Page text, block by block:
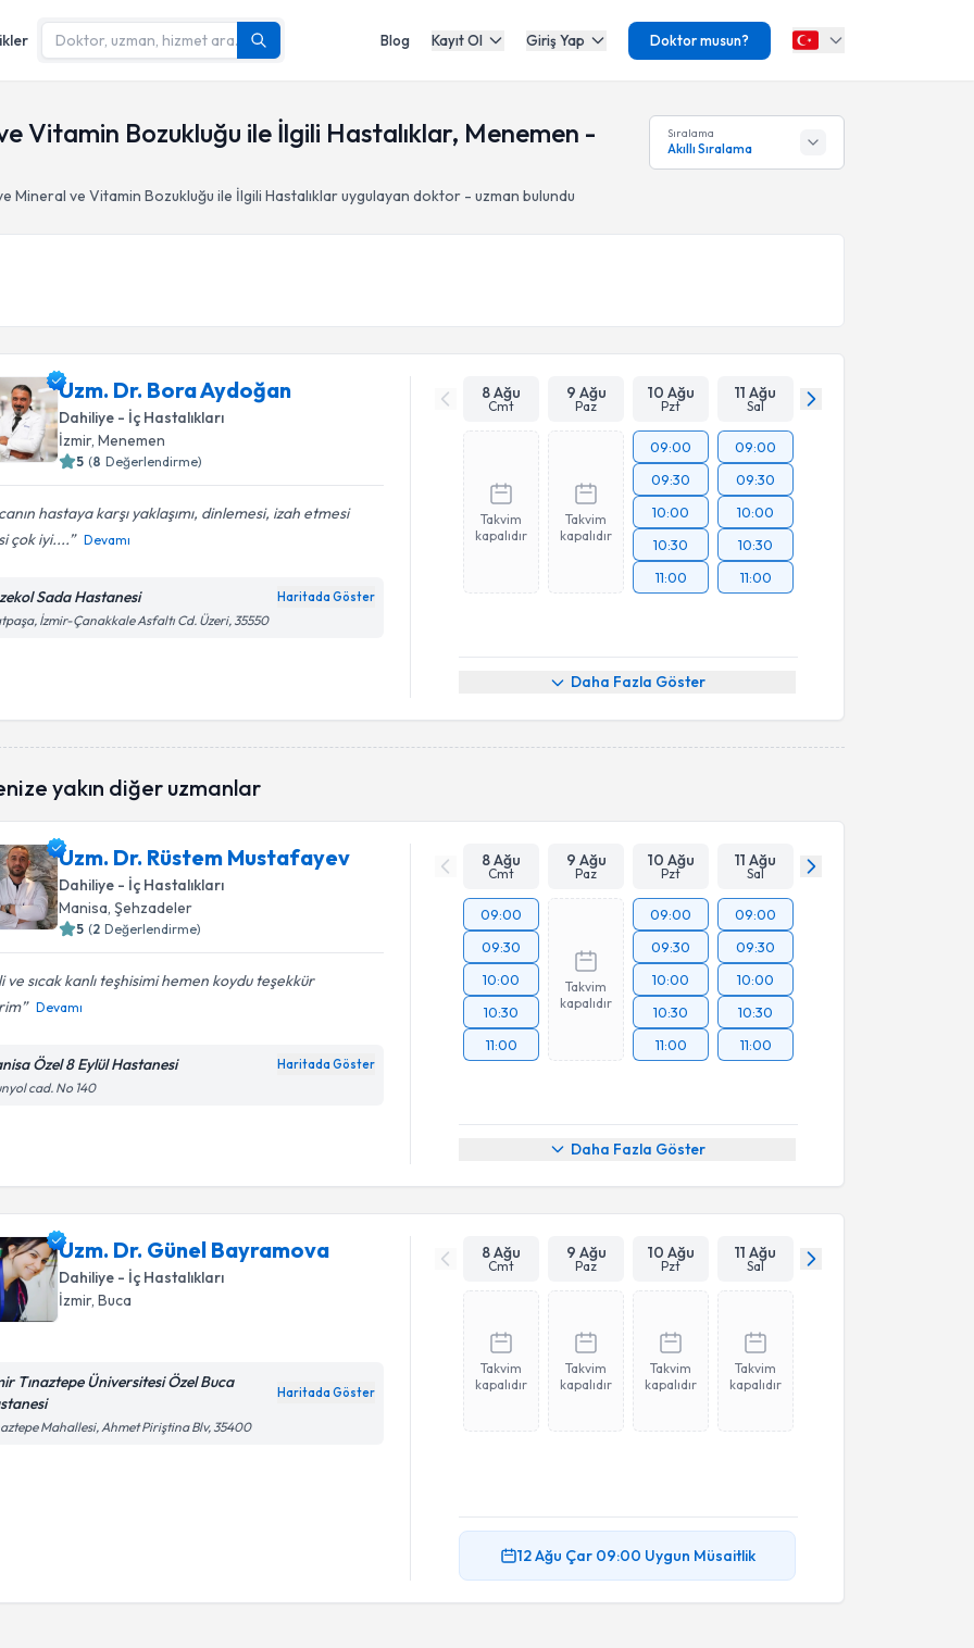
Blog Kayıt Ol Giriş Yap Doktor musun?
Vitamin Bozukluğu ile İlgili Hastalıklar, Menemen -
Mineral ve Vitamin Bozukluğu ile İlgili Hastalıklaruygulayan doktor - uzman bulundu
Sıralama
Akıllı Sıralama
Uzm. Dr. Bora Aydoğan
Dahiliye - İç Hastalıkları
İzmir, Menemen
5 (8 Değerlendirme)
hastaya karşı yaklaşımı, dinlemesi, izah etmesi
çok iyi....
Devamı
Sada Hastanesi Haritada Göster
İzmir-Çanakkale Asfaltı Cd. Üzeri, 35550
8 Ağu
Cmt
9 Ağu
Paz
10 Ağu
Pzt
11 Ağu
Sal
Takvim
kapalıdır
Takvim
kapalıdır
09:00
09:30
10:00
10:30
11:00
09:00
09:30
10:00
10:30
11:00
Daha Fazla Göster
yakın diğer uzmanlar
Uzm. Dr. Rüstem Mustafayev
Dahiliye - İç Hastalıkları
Manisa , Şehzadeler
5 (2 Değerlendirme)
ve sıcak kanlı teşhisimi hemen koydu teşekkür
Devamı
Özel 8 Eylül Hastanesi Haritada Göster
cad. No 140
8 Ağu
Cmt
9 Ağu
Paz
10 Ağu
Pzt
11 Ağu
Sal
09:00
09:30
10:00
10:30
11:00
Takvim
kapalıdır
09:00
09:30
10:00
10:30
11:00
09:00
09:30
10:00
10:30
11:00
Daha Fazla Göster
Uzm. Dr. Günel Bayramova
Dahiliye - İç Hastalıkları
İzmir, Buca
Tınaztepe Üniversitesi Özel Buca
Haritada Göster
Mahallesi, Ahmet Piriştina Blv, 35400
8 Ağu
Cmt
9 Ağu
Paz
10 Ağu
Pzt
11 Ağu
Sal
Takvim
kapalıdır
Takvim
kapalıdır
Takvim
kapalıdır
Takvim
kapalıdır
12 Ağu Çar 09:00 Uygun Müsaitlik